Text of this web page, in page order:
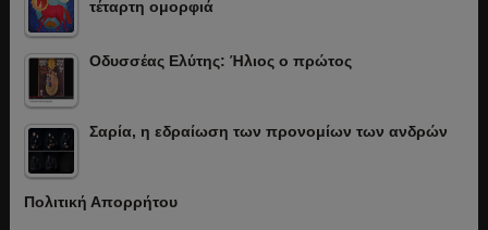
τέταρτη ομορφιά
Οδυσσέας Ελύτης: Ήλιος ο πρώτος
Σαρία, η εδραίωση των προνομίων των ανδρών
Πολιτική Απορρήτου